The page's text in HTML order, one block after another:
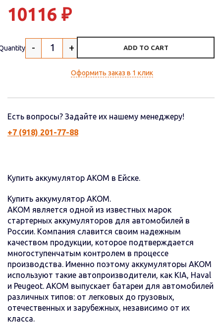
10116 ₽
- + ADD TO CART
Оформить заказ в 1 клик
Есть вопросы? Задайте их нашему менеджеру!
+7 (918) 201-77-88
Купить аккумулятор AКОМ в Ейске.
Купить аккумулятор АКОМ.
AKOM является одной из известных марок
стартерных аккумуляторов для автомобилей в
России. Компания славится своим надежным
качеством продукции, которое подтверждается
многоступенчатым контролем в процессе
производства. Именно поэтому аккумуляторы AKOM
используют такие автопроизводители, как KIA, Haval
и Peugeot. АКОМ выпускает батареи для автомобилей
различных типов: от легковых до грузовых,
отечественных и зарубежных, независимо от их
класса.